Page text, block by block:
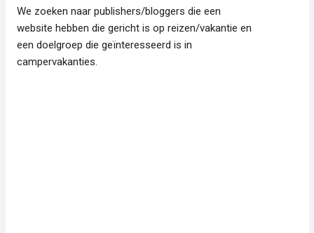
We zoeken naar publishers/bloggers die een
website hebben die gericht is op reizen/vakantie en
een doelgroep die geïnteresseerd is in
campervakanties.